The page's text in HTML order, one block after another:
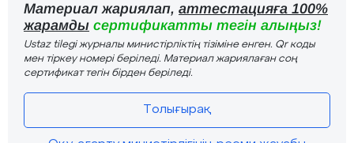
Материал жариялап, аттестацияға 100%
жарамды сертификатты тегін алыңыз!
Ustaz tilegi журналы министірліктің тізіміне енген. Qr коды
мен тіркеу номері беріледі. Материал жариялаған соң
сертификат тегін бірден беріледі.
Толығырақ